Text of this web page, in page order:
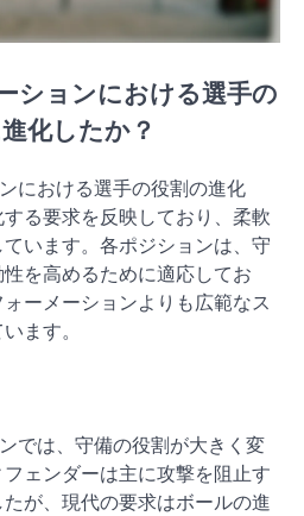
ションにおける選手の
化したか？
における選手の役割の進化
る要求を反映しており、柔軟
います。各ポジションは、守
を高めるために適応してお
ーメーションよりも広範なス
ます。
では、守備の役割が大きく変
ェンダーは主に攻撃を阻止す
が、現代の要求はボールの進